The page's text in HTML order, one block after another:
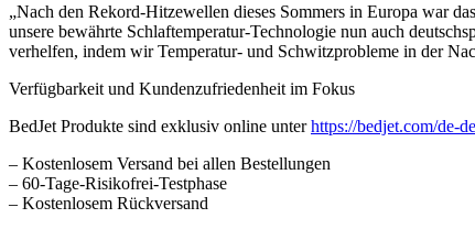
„Nach den Rekord-Hitzewellen dieses Sommers in Europa war
unsere bewährte Schlaftemperatur-Technologie nun auch
verhelfen, indem wir Temperatur- und Schwitzprobleme in der
Verfügbarkeit und Kundenzufriedenheit im Fokus
BedJet Produkte sind exklusiv online unterhttps://bedjet.com/de-de
– Kostenlosem Versand bei allen Bestellungen
– 60-Tage-Risikofrei-Testphase
– Kostenlosem Rückversand